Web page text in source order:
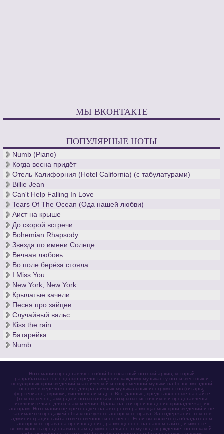
МЫ ВКОНТАКТЕ
ПОПУЛЯРНЫЕ НОТЫ
Numb (Piano)
Когда весна придёт
Отель Калифорния (Hotel California) (с табулатурами)
Billie Jean
Can't Help Falling In Love
Tears Of The Ocean (Ода нашей любви)
Аист на крыше
До скорой встречи
Bohemian Rhapsody
Звезда по имени Солнце
Вечная любовь
Во поле берёза стояла
I Miss You
New York, New York
Крылатые качели
Песня про зайцев
Случайный вальс
Kiss the rain
Батарейка
Numb
Нотомания представляет собой бесплатный нотный архив, который
разрабатывается с целью предоставления каждому музыканту нот известных и
популярных произведений классической и современной музыки на безвозмездной
основе в переложениях для различных музыкальных инструментов (гитары,
фортепиано, скрипки, виолончели и др.). Все данные, представленные на сайте
(тексты песен, аккорды и ноты) взяты из открытых источников и представлены
исключительно для ознакомления. Права на эти произведения принадлежат их
авторам. Нотомания не претендует на авторство размещаемых произведений и не
занимается продажей объектов чужого авторского права. За содержание текстов
администрация сайта ответственности не несет. Если вы являетесь обладателем
авторского права на произведение, размещенное на нашем сайте, и имеете
возможность предоставить нам документальное тому подтверждение, но по какой-